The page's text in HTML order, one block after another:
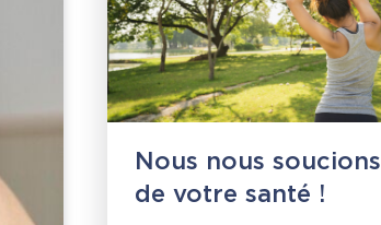
Nous nous soucions
de votre santé !